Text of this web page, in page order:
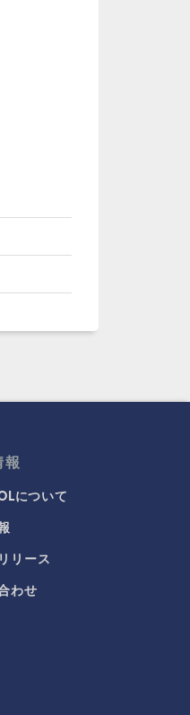
報
について
リース
わせ